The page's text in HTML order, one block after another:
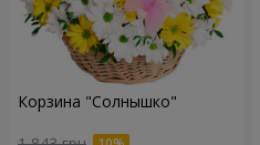
Корзина "Солнышко"